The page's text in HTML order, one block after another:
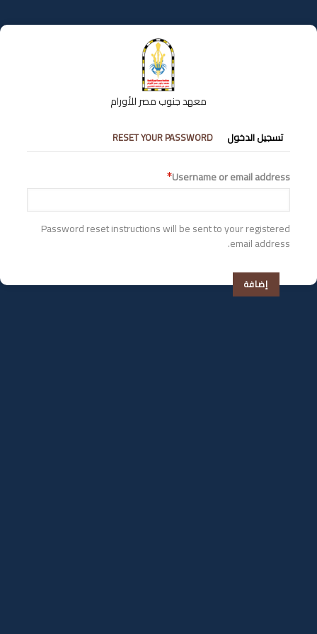
إلى
المحتوى
معهد جنوب مصر للأورام
التبويبات
الأساسية
تسجيل الدخول RESET YOUR PASSWORD
Username or email address
Password reset instructions will be sent to your registered
email address.